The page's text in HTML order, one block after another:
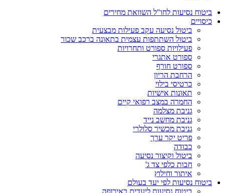
ביטוח נסיעות לחו"ל השוואת מחירים
כיסויים
ביטול נסיעה עקב פעילות מבצעית
ביטול השתתפות עצמית בתאונה ברכב שכור
פעילויות ספורט ותחרויות
ספורט אתגרי
ספורט חורף
הרחבת הריון
כרטיסי בילוי
תאונות אישיות
החמרה במצב רפואי קיים
גניבת מצלמה
גניבת מחשב נייד
גניבת מכשיר סלולרי
פריט יקר ערך
כבודה
ביטול וקיצור נסיעה
חבות כלפי צד ג'
איתור וחילוץ
ביטוח נסיעות לפי יעד בעולם
ביטוח נסיעות ליעדים באירופה